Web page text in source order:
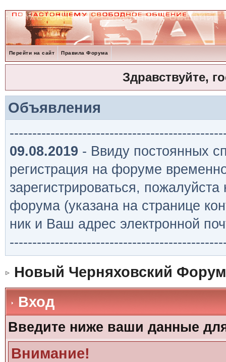
Перейти на сайт Правила Форума
Здравствуйте,
Объявления
09.08.2019 - Ввиду постоянных
регистрация на форуме
зарегистрироваться,
форума (указана на странице
ник и Ваш адрес электронной
Новый Черняховский Форум
Вход
Введите ниже ваши данные
Внимание!